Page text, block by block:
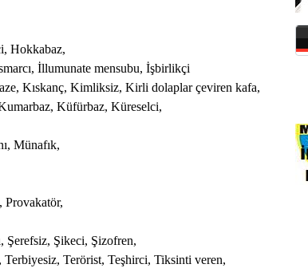
Hokkabaz,
İllumunate mensubu, İşbirlikçi
Kıskanç, Kimliksiz, Kirli dolaplar çeviren kafa,
Küfürbaz, Küreselci,
Münafık,
Provakatör,
Şerefsiz, Şikeci, Şizofren,
Terbiyesiz, Terörist, Teşhirci, Tiksinti veren,